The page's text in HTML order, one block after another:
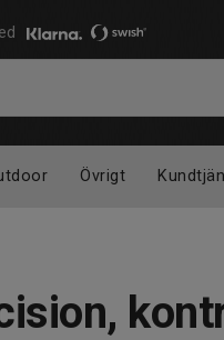
Övrigt